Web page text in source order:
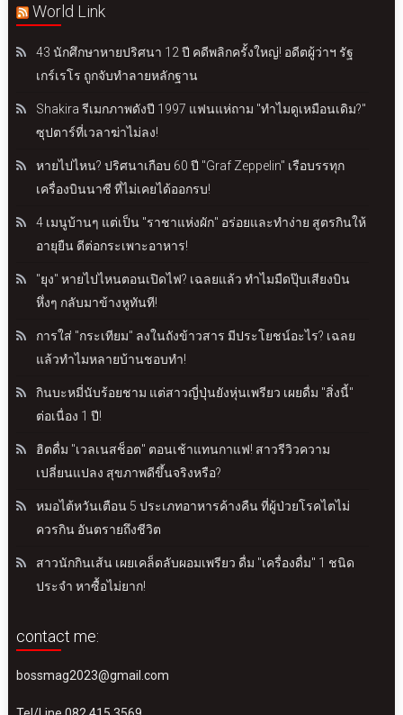
World Link
43 นักศึกษาหายปริศนา 12 ปี คดีพลิกครั้งใหญ่! อดีตผู้ว่าฯ รัฐ
เกร์เรโร ถูกจับทำลายหลักฐาน
Shakira รีเมกภาพดังปี 1997 แฟนแห่ถาม "ทำไมดูเหมือนเดิม?"
ซุปตาร์ที่เวลาฆ่าไม่ลง!
หายไปไหน? ปริศนาเกือบ 60 ปี "Graf Zeppelin" เรือบรรทุก
เครื่องบินนาซี ที่ไม่เคยได้ออกรบ!
4 เมนูบ้านๆ แต่เป็น "ราชาแห่งผัก" อร่อยและทำง่าย สูตรกินให้
อายุยืน ดีต่อกระเพาะอาหาร!
"ยุง" หายไปไหนตอนเปิดไฟ? เฉลยแล้ว ทำไมมืดปุ๊บเสียงบิน
หึ่งๆ กลับมาข้างหูทันที!
การใส่ "กระเทียม" ลงในถังข้าวสาร มีประโยชน์อะไร? เฉลย
แล้วทำไมหลายบ้านชอบทำ!
กินบะหมี่นับร้อยชาม แต่สาวญี่ปุ่นยังหุ่นเพรียว เผยดื่ม "สิ่งนี้"
ต่อเนื่อง 1 ปี!
ฮิตดื่ม "เวลเนสช็อต" ตอนเช้าแทนกาแฟ! สาวรีวิวความ
เปลี่ยนแปลง สุขภาพดีขึ้นจริงหรือ?
หมอไต้หวันเตือน 5 ประเภทอาหารค้างคืน ที่ผู้ป่วยโรคไตไม่
ควรกิน อันตรายถึงชีวิต
สาวนักกินเส้น เผยเคล็ดลับผอมเพรียว ดื่ม "เครื่องดื่ม" 1 ชนิด
ประจำ หาซื้อไม่ยาก!
contact me:
bossmag2023@gmail.com